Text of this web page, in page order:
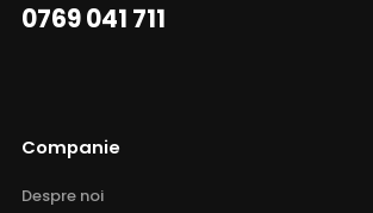
0769 041 711
Companie
Despre noi